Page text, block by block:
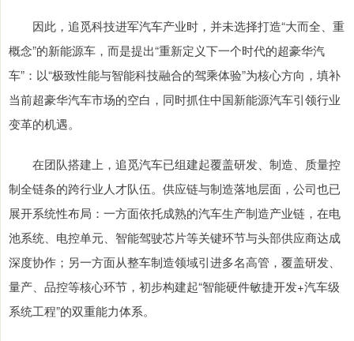
因此，追觅科技进军汽车产业时，并未选择打造“大而全、重
概念”的新能源车，而是提出“重新定义下一个时代的超豪华汽
车”：以“极致性能与智能科技融合的驾乘体验”为核心方向，填补
当前超豪华汽车市场的空白，同时抓住中国新能源汽车引领行业
变革的机遇。
在团队搭建上，追觅汽车已组建起覆盖研发、制造、质量控
制全链条的跨行业人才队伍。供应链与制造落地层面，公司也已
展开系统性布局：一方面依托成熟的汽车生产制造产业链，在电
池系统、电控单元、智能驾驶芯片等关键环节与头部供应商达成
深度协作；另一方面从整车制造领域引进多名高管，覆盖研发、
量产、品控等核心环节，初步构建起“智能硬件敏捷开发+汽车级
系统工程”的双重能力体系。